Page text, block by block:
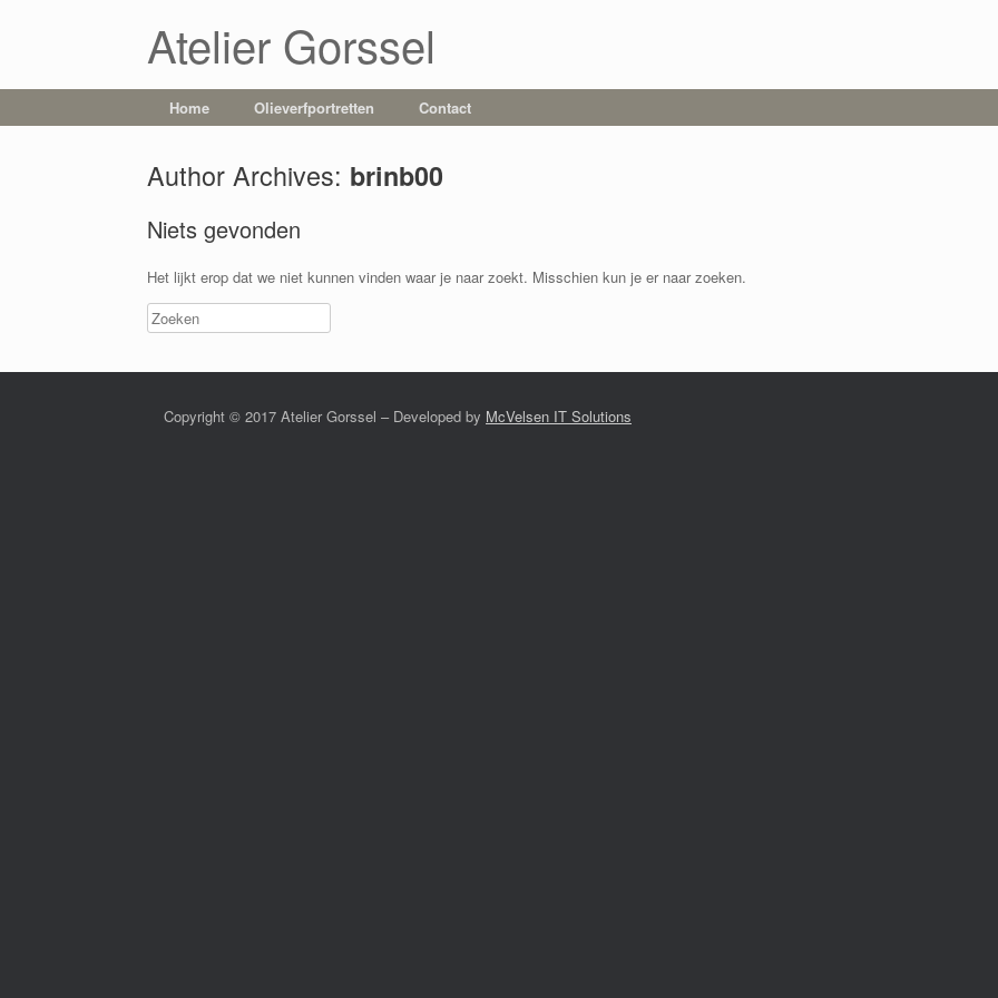
Atelier Gorssel
Home Olieverfportretten Contact
Author Archives: brinb00
Niets gevonden
Het lijkt erop dat we niet kunnen vinden waar je naar zoekt. Misschien kun je er naar zoeken.
Copyright © 2017 Atelier Gorssel – Developed by McVelsen IT Solutions